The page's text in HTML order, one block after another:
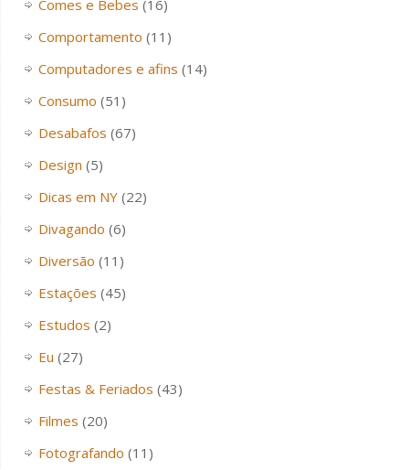
Comes e Bebes (16)
Comportamento (11)
Computadores e afins (14)
Consumo (51)
Desabafos (67)
Design (5)
Dicas em NY(22)
Divagando (6)
Diversão (11)
Estações (45)
Estudos (2)
Eu (27)
Festas & Feriados (43)
Filmes (20)
Fotografando (11)